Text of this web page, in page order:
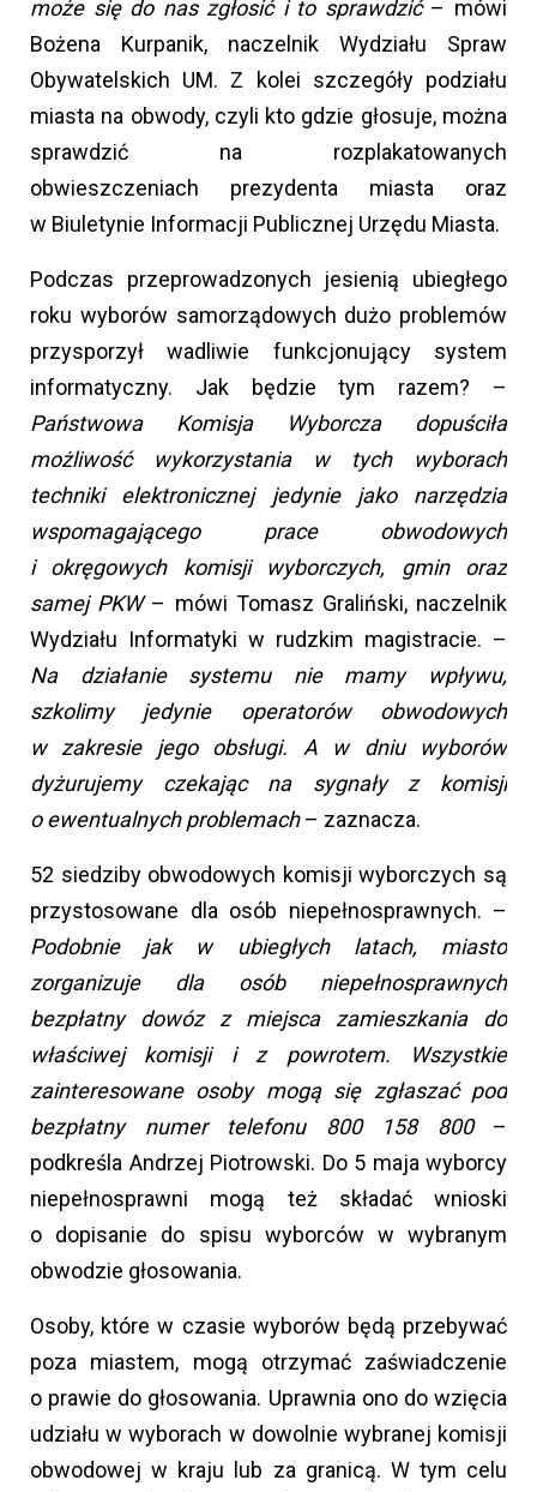
może się do nas zgłosić i to sprawdzić– mówi
Bożena Kurpanik, naczelnik Wydziału Spraw
Obywatelskich UM. Z kolei szczegóły podziału
miasta na obwody, czyli kto gdzie głosuje, można
sprawdzić na rozplakatowanych
obwieszczeniach prezydenta miasta oraz
w Biuletynie Informacji Publicznej Urzędu Miasta.
Podczas przeprowadzonych jesienią ubiegłego
roku wyborów samorządowych dużo problemów
przysporzył wadliwie funkcjonujący system
informatyczny. Jak będzie tym razem? –
Państwowa Komisja Wyborcza dopuściła
możliwość wykorzystania w tych wyborach
techniki elektronicznej jedynie jako narzędzia
wspomagającego prace obwodowych
i okręgowych komisji wyborczych, gmin oraz
samej PKW– mówi Tomasz Graliński, naczelnik
Wydziału Informatyki w rudzkim magistracie. –
Na działanie systemu nie mamy wpływu,
szkolimy jedynie operatorów obwodowych
w zakresie jego obsługi. A w dniu wyborów
dyżurujemy czekając na sygnały z komisji
o ewentualnych problemach– zaznacza.
52 siedziby obwodowych komisji wyborczych są
przystosowane dla osób niepełnosprawnych. –
Podobnie jak w ubiegłych latach, miasto
zorganizuje dla osób niepełnosprawnych
bezpłatny dowóz z miejsca zamieszkania do
właściwej komisji i z powrotem. Wszystkie
zainteresowane osoby mogą się zgłaszać pod
bezpłatny numer telefonu 800 158 800–
podkreśla Andrzej Piotrowski. Do 5 maja wyborcy
niepełnosprawni mogą też składać wnioski
o dopisanie do spisu wyborców w wybranym
obwodzie głosowania.
Osoby, które w czasie wyborów będą przebywać
poza miastem, mogą otrzymać zaświadczenie
o prawie do głosowania. Uprawnia ono do wzięcia
udziału w wyborach w dowolnie wybranej komisji
obwodowej w kraju lub za granicą. W tym celu